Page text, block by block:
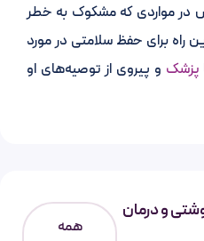
مواردی که مشکوک به خطر
راه برای حفظ سلامتی در مورد
پزشکو پیروی از توصیه‌های او
و درمان
همه